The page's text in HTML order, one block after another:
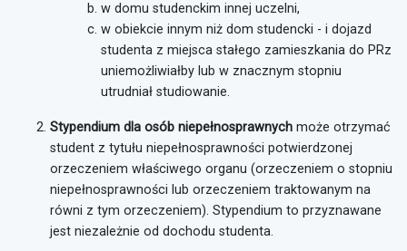
w domu studenckim innej uczelni,
w obiekcie innym niż dom studencki - i dojazd
studenta z miejsca stałego zamieszkania do PRz
uniemożliwiałby lub w znacznym stopniu
utrudniał studiowanie.
Stypendium dla osób niepełnosprawnych może otrzymać
student z tytułu niepełnosprawności potwierdzonej
orzeczeniem właściwego organu (orzeczeniem o stopniu
niepełnosprawności lub orzeczeniem traktowanym na
równi z tym orzeczeniem). Stypendium to przyznawane
jest niezależnie od dochodu studenta.